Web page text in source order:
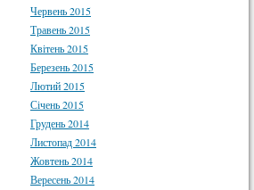
Червень 2015
Травень 2015
Квітень 2015
Березень 2015
Лютий 2015
Січень 2015
Грудень 2014
Листопад 2014
Жовтень 2014
Вересень 2014